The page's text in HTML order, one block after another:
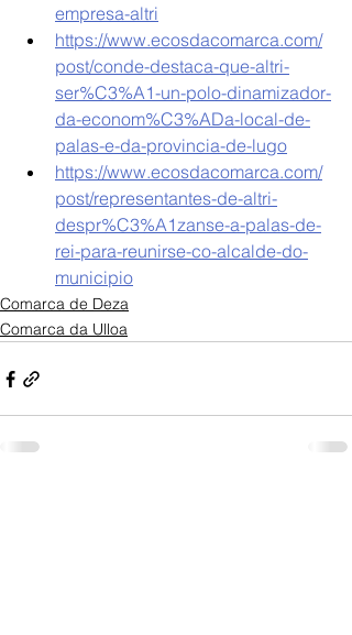
empresa-altri
https://www.ecosdacomarca.com/
post/conde-destaca-que-altri-
ser%C3%A1-un-polo-dinamizador-
da-econom%C3%ADa-local-de-
palas-e-da-provincia-de-lugo
https://www.ecosdacomarca.com/
post/representantes-de-altri-
despr%C3%A1zanse-a-palas-de-
rei-para-reunirse-co-alcalde-do-
municipio
Comarca de Deza
Comarca da Ulloa